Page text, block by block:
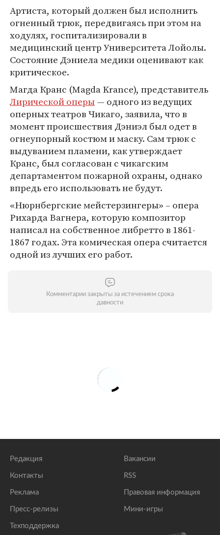
Артиста, который должен был исполнить
огненный трюк, передвигаясь при этом на
ходулях, госпитализировали в
медицинский центр Университета Лойолы.
Состояние Дэниела медики оценивают как
критическое.
Магда Кранс (Magda Krance), представитель
Лирической оперы— одного из ведущих
оперных театров Чикаго, заявила, что в
момент происшествия Дэниэл был одет в
огнеупорный костюм и маску. Сам трюк с
выдуванием пламени, как утверждает
Кранс, был согласован с чикагским
департаментом пожарной охраны, однако
впредь его использовать не будут.
«Нюрнбергские мейстерзингеры» – опера
Рихарда Вагнера, которую композитор
написал на собственное либретто в 1861-
1867 годах. Эта комическая опера считается
одной из лучших его работ.
Комментарии закрыты за истечением срока
давности
Редакция
Контакты
Реклама
Пресс-релизы
Техподдержка
Вакансии
RSS
Правовая информация
Мини-игры